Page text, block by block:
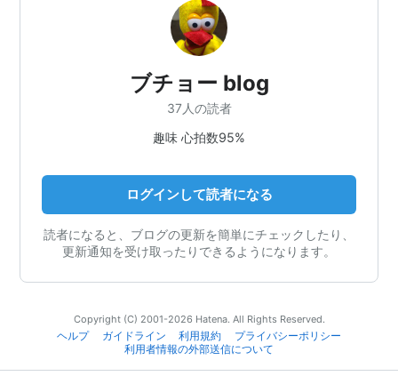
ブチョー blog
37人の読者
趣味 心拍数95%
ログインして読者になる
読者になると、ブログの更新を簡単にチェックしたり、
更新通知を受け取ったりできるようになります。
Copyright (C) 2001-2026 Hatena. All Rights Reserved.
ヘルプ
ガイドライン 利用規約
プライバシーポリシー
利用者情報の外部送信について